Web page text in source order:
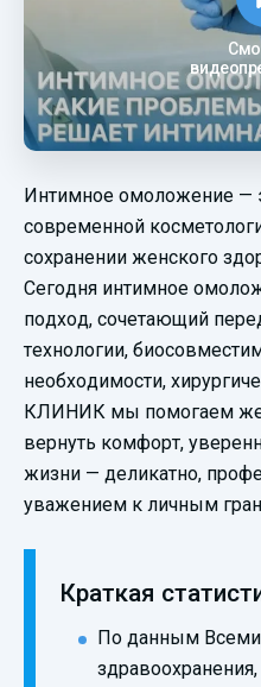
Интимное омоложение —
современной
сохранении женского
Сегодня интимное
подход, сочетающий
технологии,
необходимости,
КЛИНИК мы помогаем
вернуть комфорт,
жизни — деликатно,
уважением к личным
Краткая
По данным